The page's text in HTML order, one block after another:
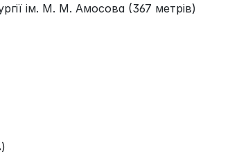
ім. М. М. Амосова (367 метрів)